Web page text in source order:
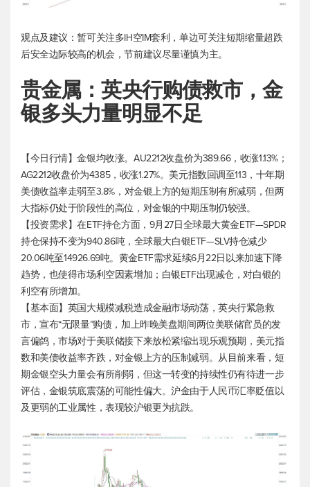
观点及建议：暂可关注多IH空IM套利，单边可关注短期缩量超跌
后安全边际较高的机会，节前建议尽量谨慎为主。
贵金属：英央行购债救市，金
银多头力量明显不足
【今日行情】金银均收涨。AU2212收盘价为389.66，收涨1.13%；
AG2212收盘价为4385，收涨1.27%。 美元指数回调至113，十年期
美债收益率走弱至3.8%，对金银上方的短期压制有所减弱，但两
大指标仍处于阶段性的高位，对金银的中期压制仍较强。
【投资需求】在ETF持仓方面，9月27日全球最大黄金ETF—SPDR
持仓保持不变为940.86吨，全球最大白银ETF—SLV持仓减少
20.06吨至14926.69吨。黄金ETF需求延续6月22日以来加速下降
趋势，也使得市场利空因素增加；白银ETF出现减仓，对白银的
利空有所增加。
【基本面】英国大规模减税造成金融市场动荡，英央行紧急救
市，宣布“无限量”购债，加上昨晚美盘期间两位美联储官员的发
言偏鸽，市场对于美联储接下来放松紧缩出现乐观预期， 美元指
数和美债收益率齐跌，对金银上方的压制减弱。从目前来看，短
期金银空头力量会有所削弱，但这一转变的持续性仍有待进一步
评估，金银筑底震荡的可能性偏大。沪金由于人民币汇率贬值以
及更弱的工业属性，表现较沪银更为抗跌。